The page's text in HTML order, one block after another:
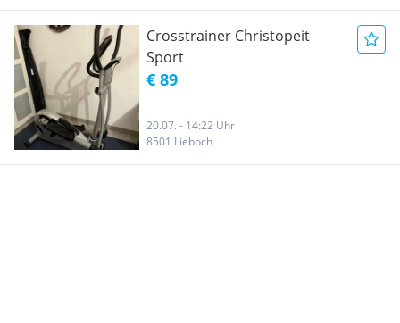
Crosstrainer Christopeit
Sport
€ 89
20.07. - 14:22 Uhr
8501 Lieboch